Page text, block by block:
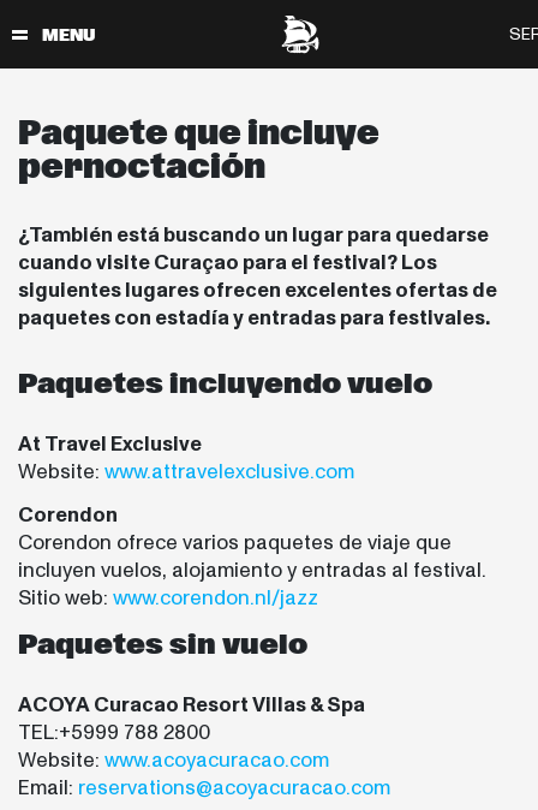
Paquete que incluye
pernoctación
¿También está buscando un lugar para quedarse
cuando visite Curaçao para el festival? Los
siguientes lugares ofrecen excelentes ofertas de
paquetes con estadía y entradas para festivales.
Paquetes incluyendo vuelo
At Travel Exclusive
Website: www.attravelexclusive.com
Corendon
Corendon ofrece varios paquetes de viaje que
incluyen vuelos, alojamiento y entradas al festival.
Sitio web: www.corendon.nl/jazz
Paquetes sin vuelo
ACOYA Curacao Resort Villas & Spa
TEL:+5999 788 2800
Website: www.acoyacuracao.com
Email: reservations@acoyacuracao.com